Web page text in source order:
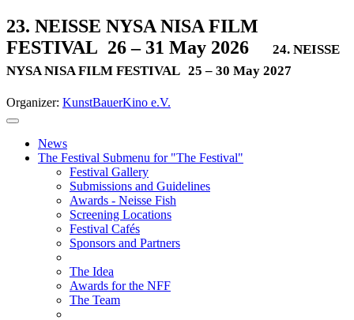
23. NEISSE NYSA NISA FILM
FESTIVAL 26 – 31 May 2026
24. NEISSE
NYSA NISA FILM FESTIVAL 25 – 30 May 2027
Organizer: KunstBauerKino e.V.
News
The Festival Submenu for "The Festival"
Festival Gallery
Submissions and Guidelines
Awards - Neisse Fish
Screening Locations
Festival Cafés
Sponsors and Partners
The Idea
Awards for the NFF
The Team